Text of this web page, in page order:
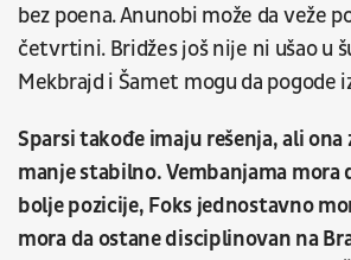
bez poena. Anunobi može da veže
četvrtini. Bridžes još nije ni ušao u
Mekbrajd i Šamet mogu da pogode
Sparsi takođe imaju rešenja, ali ona
manje stabilno. Vembanjama mora
bolje pozicije, Foks jednostavno
mora da ostane disciplinovan na